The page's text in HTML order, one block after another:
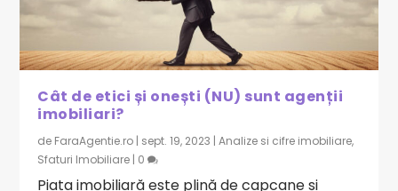
Cât de etici și onești (NU) sunt agenții
imobiliari?
de FaraAgentie.ro | sept. 19, 2023 |Analize si cifre imobiliare,
Sfaturi Imobiliare | 0
Piața imobiliară este plină de capcane și